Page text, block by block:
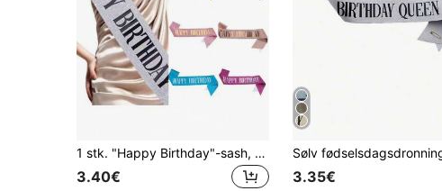
1 stk. "Happy Birthday"-sash, unisex, pink, hvid, rose gold eller sort, med perlefarvet folie, velegnet til 16., 18., 21., 30., 40., 50., 60., 70., 80. og 90-års fødselsdag, kan bruges som fødselsdagsgave eller dekoration til enhver fødselsdagsfest, egnet til alle aldre
3.40€
Sølv
3.35€